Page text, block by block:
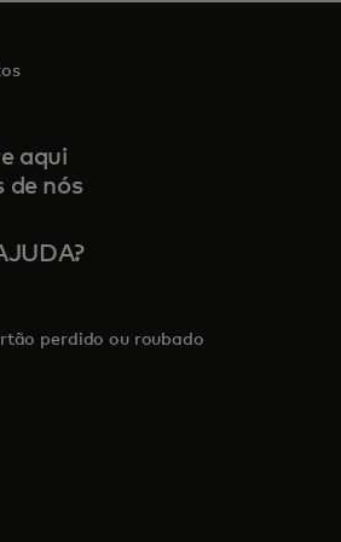
aqui
de nós
perdido ou roubado